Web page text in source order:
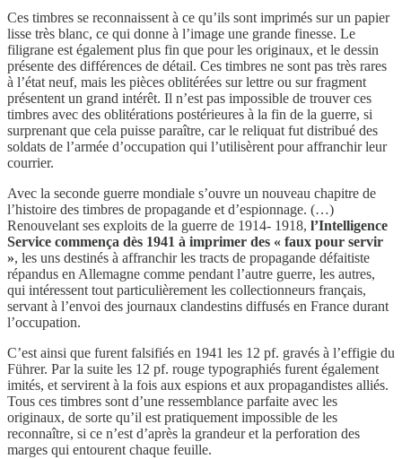
Ces timbres se reconnaissent à ce qu’ils sont imprimés sur un papier
lisse très blanc, ce qui donne à l’image une grande finesse. Le
filigrane est également plus fin que pour les originaux, et le dessin
présente des différences de détail. Ces timbres ne sont pas très rares
à l’état neuf, mais les pièces oblitérées sur lettre ou sur fragment
présentent un grand intérêt. Il n’est pas impossible de trouver ces
timbres avec des oblitérations postérieures à la fin de la guerre, si
surprenant que cela puisse paraître, car le reliquat fut distribué des
soldats de l’armée d’occupation qui l’utilisèrent pour affranchir leur
courrier.
Avec la seconde guerre mondiale s’ouvre un nouveau chapitre de
l’histoire des timbres de propagande et d’espionnage. (…)
Renouvelant ses exploits de la guerre de 1914- 1918, l’Intelligence
Service commença dès 1941 à imprimer des « faux pour servir
», les uns destinés à affranchir les tracts de propagande défaitiste
répandus en Allemagne comme pendant l’autre guerre, les autres,
qui intéressent tout particulièrement les collectionneurs français,
servant à l’envoi des journaux clandestins diffusés en France durant
l’occupation.
C’est ainsi que furent falsifiés en 1941 les 12 pf. gravés à l’effigie du
Führer. Par la suite les 12 pf. rouge typographiés furent également
imités, et servirent à la fois aux espions et aux propagandistes alliés.
Tous ces timbres sont d’une ressemblance parfaite avec les
originaux, de sorte qu’il est pratiquement impossible de les
reconnaître, si ce n’est d’après la grandeur et la perforation des
marges qui entourent chaque feuille.